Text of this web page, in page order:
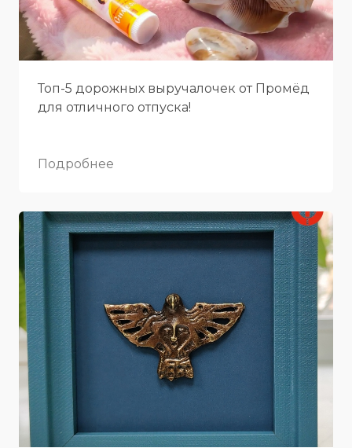
Топ-5 дорожных выручалочек от Промёд
для отличного отпуска!
Подробнее